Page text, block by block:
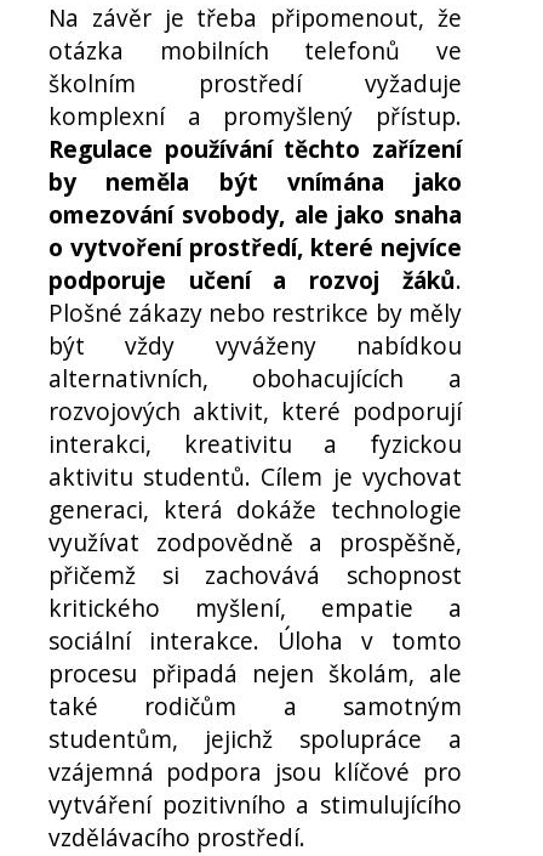
Na závěr je třeba připomenout, že
otázka mobilních telefonů ve
školním prostředí vyžaduje
komplexní a promyšlený přístup.
Regulace používání těchto zařízení
by neměla být vnímána jako
omezování svobody, ale jako snaha
o vytvoření prostředí, které nejvíce
podporuje učení a rozvoj žáků.
Plošné zákazy nebo restrikce by měly
být vždy vyváženy nabídkou
alternativních, obohacujících a
rozvojových aktivit, které podporují
interakci, kreativitu a fyzickou
aktivitu studentů. Cílem je vychovat
generaci, která dokáže technologie
využívat zodpovědně a prospěšně,
přičemž si zachovává schopnost
kritického myšlení, empatie a
sociální interakce. Úloha v tomto
procesu připadá nejen školám, ale
také rodičům a samotným
studentům, jejichž spolupráce a
vzájemná podpora jsou klíčové pro
vytváření pozitivního a stimulujícího
vzdělávacího prostředí.